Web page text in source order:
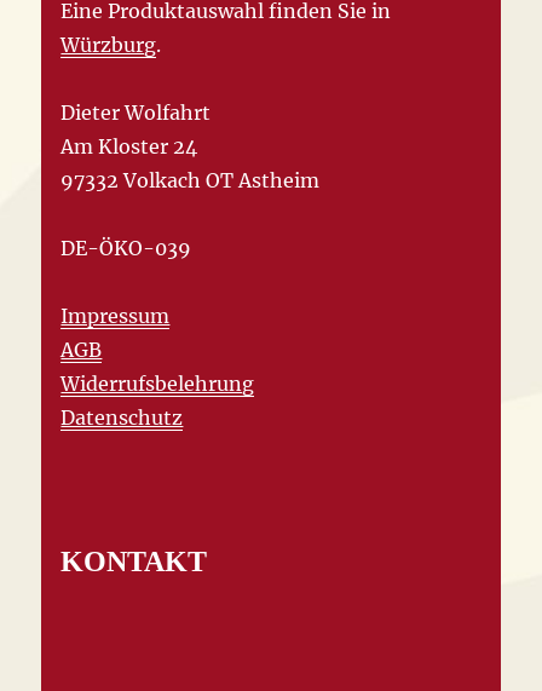
Eine Produktauswahl finden Sie in
Würzburg.
Dieter Wolfahrt
Am Kloster 24
97332 Volkach OT Astheim
DE-ÖKO-039
Impressum
AGB
Widerrufsbelehrung
Datenschutz
KONTAKT